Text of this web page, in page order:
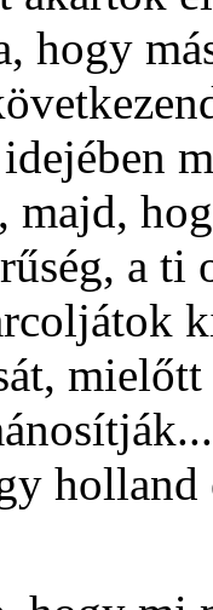
hogy
majd,
a
holland